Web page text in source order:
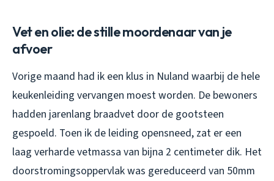
Vet en olie: de stille moordenaar van je
afvoer
Vorige maand had ik een klus in Nuland waarbij de hele
keukenleiding vervangen moest worden. De bewoners
hadden jarenlang braadvet door de gootsteen
gespoeld. Toen ik de leiding opensneed, zat er een
laag verharde vetmassa van bijna 2 centimeter dik. Het
doorstromingsoppervlak was gereduceerd van 50mm